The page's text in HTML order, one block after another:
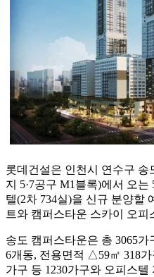
롯데건설은 인천시 연수구
지 5·7공구 M1블록)에서 오
텔(2차 734실)을 신규 분양할
트와 캠퍼스타운 스카이 오피
송도 캠퍼스타운은 총 3065
6개동, 전용면적 △59㎡ 318
가구 등 1230가구와 오피스텔